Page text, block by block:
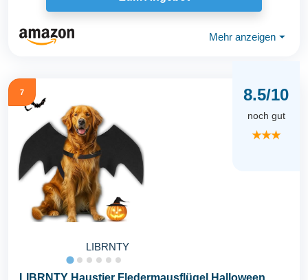
Mehr anzeigen ⏷
7
LIBRNTY
8.5/10
noch gut
★★★